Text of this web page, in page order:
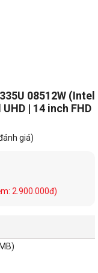
08512W (Intel
| 14 inch FHD
giá)
2.900.000đ)